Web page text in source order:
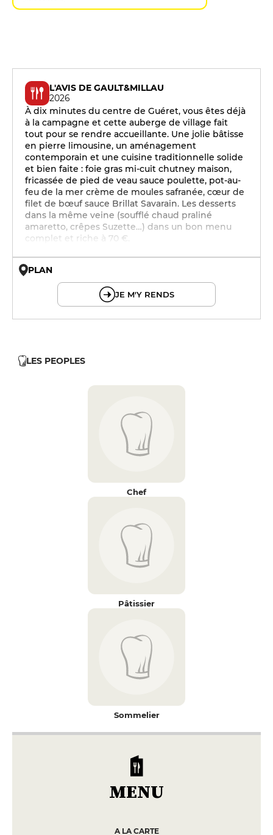
L'AVIS DE GAULT&MILLAU
2026
À dix minutes du centre de Guéret, vous êtes déjà
à la campagne et cette auberge de village fait
tout pour se rendre accueillante. Une jolie bâtisse
en pierre limousine, un aménagement
contemporain et une cuisine traditionnelle solide
et bien faite : foie gras mi-cuit chutney maison,
fricassée de pied de veau sauce poulette, pot-au-
feu de la mer crème de moules safranée, cœur de
filet de bœuf sauce Brillat Savarain. Les desserts
dans la même veine (soufflé chaud praliné
amaretto, crêpes Suzette…) dans un bon menu
complet et riche à 70 €.
PLAN
JE M'Y RENDS
LES PEOPLES
Chef
Pâtissier
Sommelier
MENU
A LA CARTE